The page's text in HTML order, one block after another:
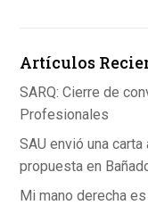
o
k
Artículos
SARQ: Cierre de
Profesionales
SAU envió una
propuesta en
Mi mano derecha